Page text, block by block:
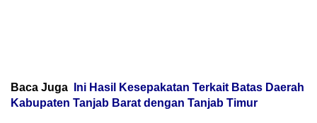
Baca Juga
Ini Hasil Kesepakatan Terkait Batas Daerah
Kabupaten Tanjab Barat dengan Tanjab Timur